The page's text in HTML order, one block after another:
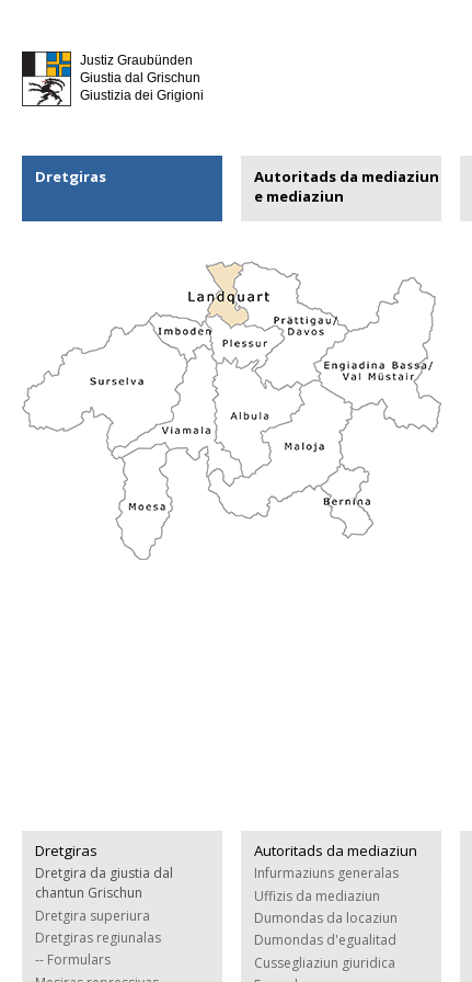
Justiz Graubünden
Giustia dal Grischun
Giustizia dei Grigioni
Dretgiras
Autoritads da mediaziun
e mediaziun
Dretgiras
Dretgira da giustia dal
chantun Grischun
Dretgira superiura
Dretgiras regiunalas
-- Formulars
Autoritads da mediaziun
Infurmaziuns generalas
Uffizis da mediaziun
Dumondas da locaziun
Dumondas d'egualitad
Cussegliaziun giuridica